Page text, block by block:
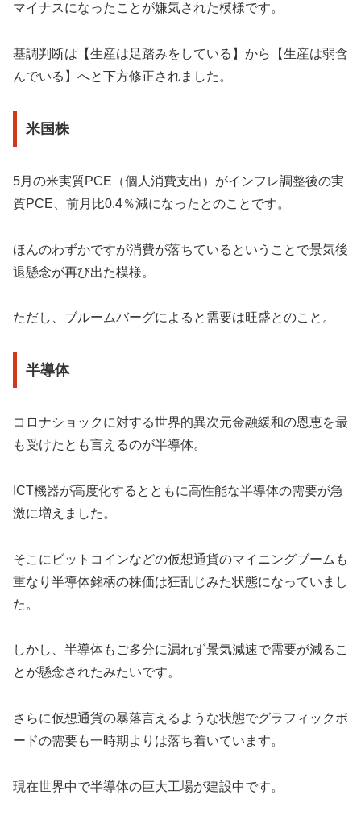
マイナスになったことが嫌気された模様です。
基調判断は【生産は足踏みをしている】から【生産は弱含
んでいる】へと下方修正されました。
米国株
5月の米実質PCE（個人消費支出）がインフレ調整後の実
質PCE、前月比0.4％減になったとのことです。
ほんのわずかですが消費が落ちているということで景気後
退懸念が再び出た模様。
ただし、ブルームバーグによると需要は旺盛とのこと。
半導体
コロナショックに対する世界的異次元金融緩和の恩恵を最
も受けたとも言えるのが半導体。
ICT機器が高度化するとともに高性能な半導体の需要が急
激に増えました。
そこにビットコインなどの仮想通貨のマイニングブームも
重なり半導体銘柄の株価は狂乱じみた状態になっていまし
た。
しかし、半導体もご多分に漏れず景気減速で需要が減るこ
とが懸念されたみたいです。
さらに仮想通貨の暴落言えるような状態でグラフィックボ
ードの需要も一時期よりは落ち着いています。
現在世界中で半導体の巨大工場が建設中です。